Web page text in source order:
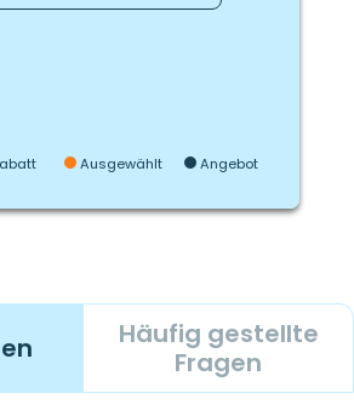
Ausgewählt Angebot
Häufig gestellte
Fragen